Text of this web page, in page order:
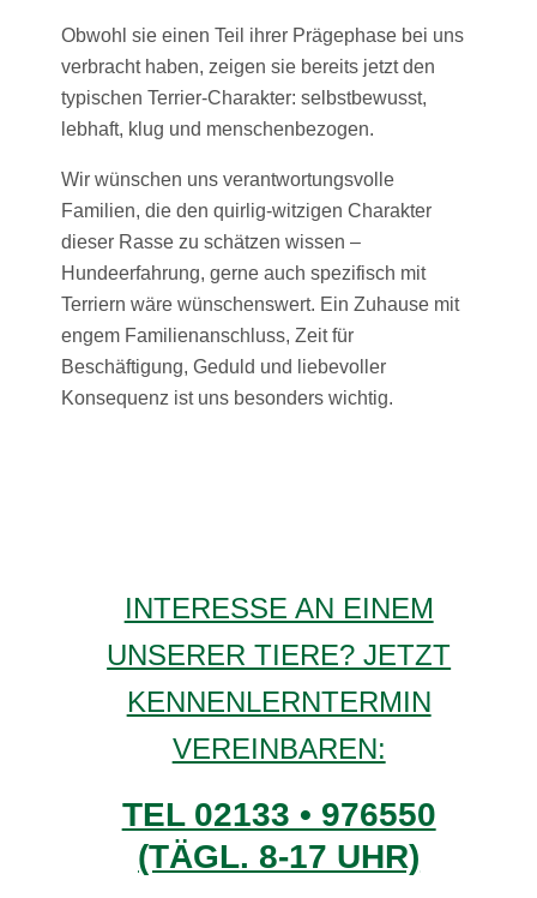
Obwohl sie einen Teil ihrer Prägephase bei uns
verbracht haben, zeigen sie bereits jetzt den
typischen Terrier-Charakter: selbstbewusst,
lebhaft, klug und menschenbezogen.
Wir wünschen uns verantwortungsvolle
Familien, die den quirlig-witzigen Charakter
dieser Rasse zu schätzen wissen –
Hundeerfahrung, gerne auch spezifisch mit
Terriern wäre wünschenswert. Ein Zuhause mit
engem Familienanschluss, Zeit für
Beschäftigung, Geduld und liebevoller
Konsequenz ist uns besonders wichtig.
INTERESSE AN EINEM
UNSERER TIERE? JETZT
KENNENLERNTERMIN
VEREINBAREN:
TEL 02133 • 976550
(TÄGL. 8-17 UHR)